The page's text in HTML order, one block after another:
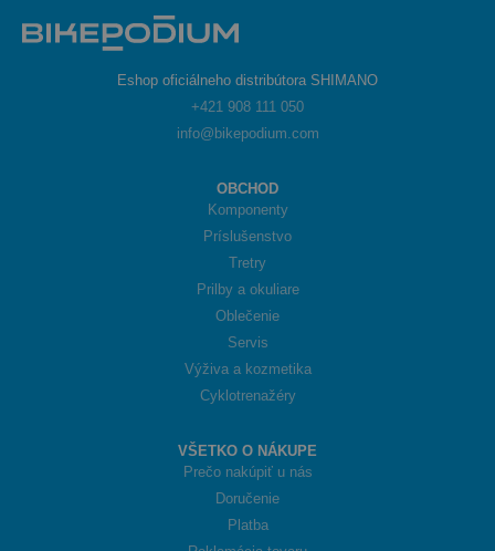
Eshop oficiálneho distribútora SHIMANO
+421 908 111 050
info@bikepodium.com
OBCHOD
Komponenty
Príslušenstvo
Tretry
Prilby a okuliare
Oblečenie
Servis
Výživa a kozmetika
Cyklotrenažéry
VŠETKO O NÁKUPE
Prečo nakúpiť u nás
Doručenie
Platba